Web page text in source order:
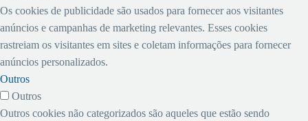
Os cookies de publicidade são usados ​​para fornecer aos visitantes
anúncios e campanhas de marketing relevantes. Esses cookies
rastreiam os visitantes em sites e coletam informações para fornecer
anúncios personalizados.
Outros
Outros
Outros cookies não categorizados são aqueles que estão sendo